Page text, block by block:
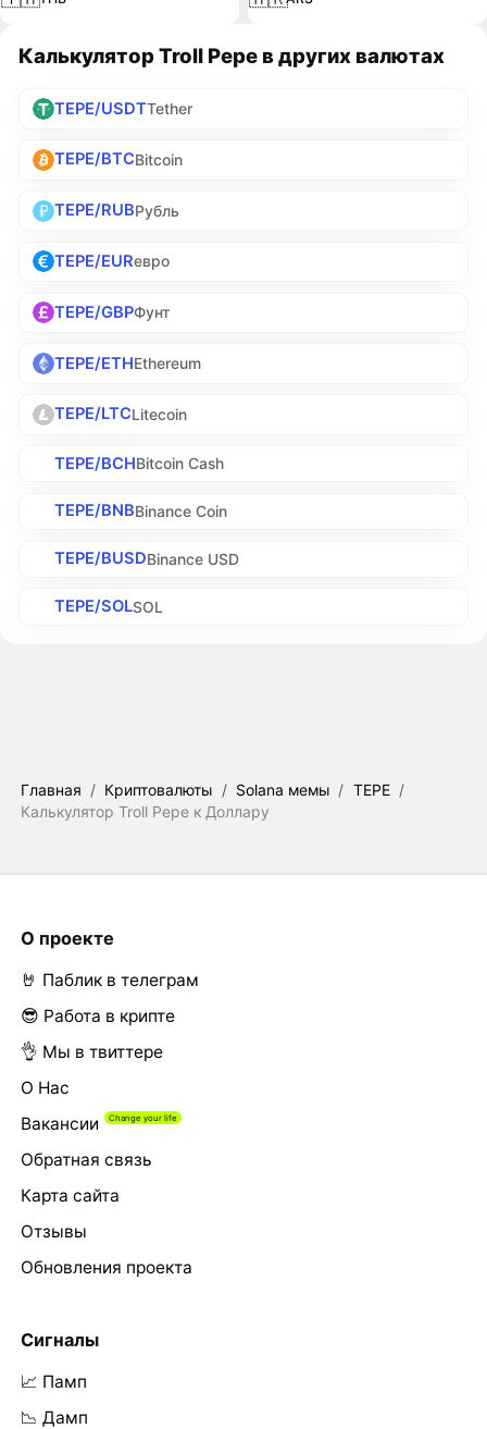
Калькулятор Troll Pepe в других валютах
TEPE/USDTTether
TEPE/BTCBitcoin
TEPE/RUBРубль
TEPE/EURевро
TEPE/GBPФунт
TEPE/ETHEthereum
TEPE/LTCLitecoin
TEPE/BCHBitcoin Cash
TEPE/BNBBinance Coin
TEPE/BUSDBinance USD
TEPE/SOLSOL
Главная / Криптовалюты / Solana мемы / TEPE /
Калькулятор Troll Pepe к Доллару
О проекте
🤘 Паблик в телеграм
😎 Работа в крипте
👌 Мы в твиттере
О Нас
Вакансии
Обратная связь
Карта сайта
Отзывы
Обновления проекта
Сигналы
📈 Памп
📉 Дамп